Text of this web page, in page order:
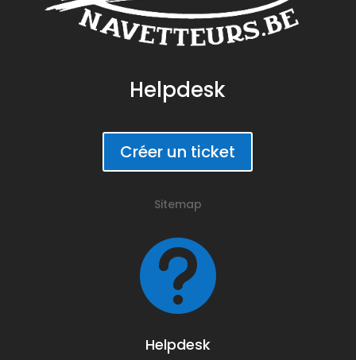
Helpdesk
Créer un ticket
Sitemap

Helpdesk